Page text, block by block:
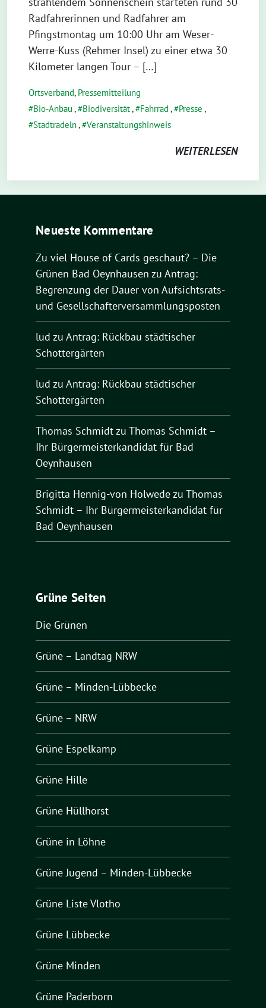
Radfahrerinnen und Radfahrer am
Pfingstmontag um 10:00 Uhr am Weser-
Werre-Kuss (Rehmer Insel) zu einer etwa 30
Kilometer langen Tour – […]
Ortsverband, Pressemitteilung
Bio-Anbau , Biodiversität, Fahrrad , Presse ,
Stadtradeln, Veranstaltungshinweis
WEITERLESEN
Neueste Kommentare
Zu viel House of Cards geschaut? – Die
Grünen Bad Oeynhausen zu Antrag:
Begrenzung der Dauer von Aufsichtsrats-
und Gesellschafterversammlungsposten
lud zu Antrag: Rückbau städtischer
Schottergärten
lud zu Antrag: Rückbau städtischer
Schottergärten
Thomas Schmidtzu Thomas Schmidt –
Ihr Bürgermeisterkandidat für Bad
Oeynhausen
Brigitta Hennig-von Holwedezu Thomas
Schmidt – Ihr Bürgermeisterkandidat für
Bad Oeynhausen
Grüne Seiten
Die Grünen
Grüne – Landtag NRW
Grüne – Minden-Lübbecke
Grüne – NRW
Grüne Espelkamp
Grüne Hille
Grüne Hüllhorst
Grüne in Löhne
Grüne Jugend – Minden-Lübbecke
Grüne Liste Vlotho
Grüne Lübbecke
Grüne Minden
Grüne Paderborn